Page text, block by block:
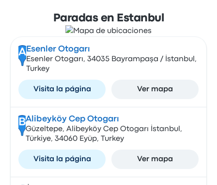
Paradas en Estanbul
A Esenler Otogarı
Esenler Otogarı, 34035 Bayrampaşa / İstanbul,
Turkey
Visita la página Ver mapa
BAlibeyköy Cep Otogarı
Güzeltepe, Alibeyköy Cep Otogarı İstanbul,
Türkiye, 34060 Eyüp, Turkey
Visita la página Ver mapa